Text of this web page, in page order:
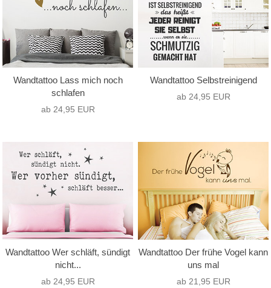
Wandtattoo Lass mich noch
schlafen
ab 24,95 EUR
Wandtattoo Selbstreinigend
ab 24,95 EUR
Wandtattoo Wer schläft, sündigt
nicht...
ab 24,95 EUR
Wandtattoo Der frühe Vogel kann
uns mal
ab 21,95 EUR